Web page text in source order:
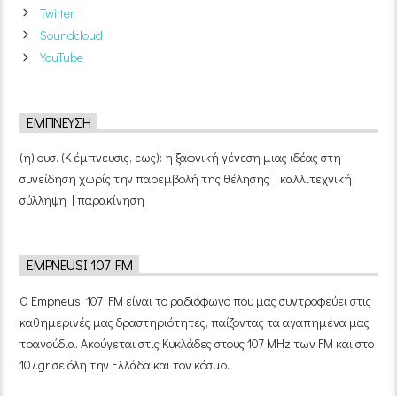
Twitter
Soundcloud
YouTube
ΈΜΠΝΕΥΣΗ
(η) ουσ. (Κ έμπνευσις, εως): η ξαφνική γένεση μιας ιδέας στη
συνείδηση χωρίς την παρεμβολή της θέλησης | καλλιτεχνική
σύλληψη | παρακίνηση
EMPNEUSI 107 FM
Ο Empneusi 107 FM είναι το ραδιόφωνο που μας συντροφεύει στις
καθημερινές μας δραστηριότητες, παίζοντας τα αγαπημένα μας
τραγούδια. Ακούγεται στις Κυκλάδες στους 107 MHz των FM και στο
107.gr σε όλη την Ελλάδα και τον κόσμο.